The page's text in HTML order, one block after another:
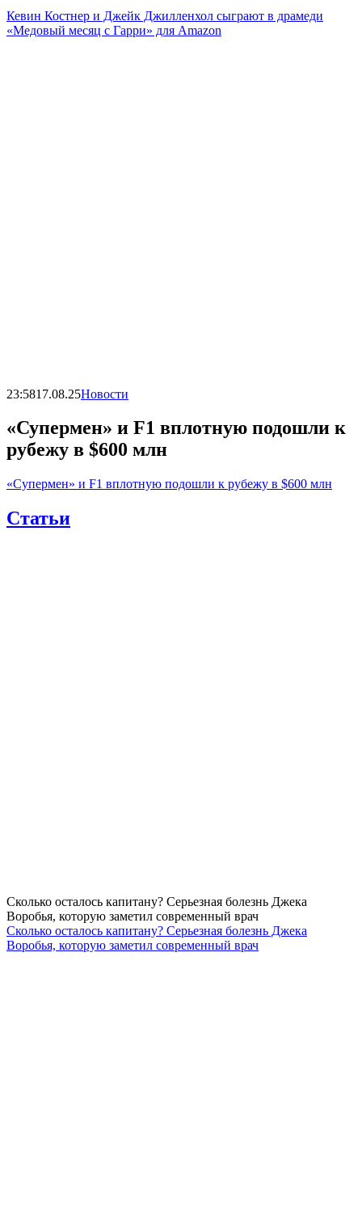
Кевин Костнер и Джейк Джилленхол сыграют в драмеди
«Медовый месяц с Гарри» для Amazon
23:5817.08.25Новости
«Супермен» и F1 вплотную подошли к
рубежу в $600 млн
«Супермен» и F1 вплотную подошли к рубежу в $600 млн
Статьи
Сколько осталось капитану? Серьезная болезнь Джека
Воробья, которую заметил современный врач
Сколько осталось капитану? Серьезная болезнь Джека
Воробья, которую заметил современный врач